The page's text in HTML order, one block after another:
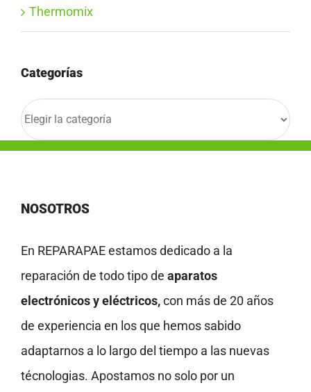
Thermomix
Categorías
Categorías
NOSOTROS
En REPARAPAE estamos dedicado a la
reparación de todo tipo de aparatos
electrónicos y eléctricos,con más de 20 años
de experiencia en los que hemos sabido
adaptarnos a lo largo del tiempo a las nuevas
técnologias. Apostamos no solo por un